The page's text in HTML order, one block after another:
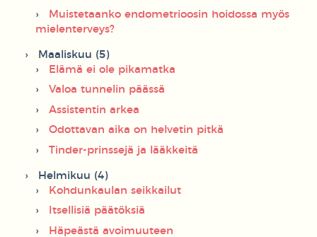
Muistetaanko endometrioosin hoidossa myös
mielenterveys?
Maaliskuu (5)
Elämä ei ole pikamatka
Valoa tunnelin päässä
Assistentin arkea
Odottavan aika on helvetin pitkä
Tinder-prinssejä ja lääkkeitä
Helmikuu (4)
Kohdunkaulan seikkailut
Itsellisiä päätöksiä
Häpeästä avoimuuteen